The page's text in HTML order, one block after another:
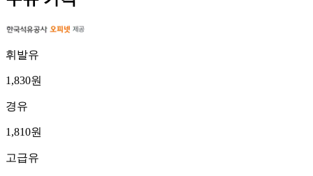
휘발유
1,830원
경유
1,810원
고급유